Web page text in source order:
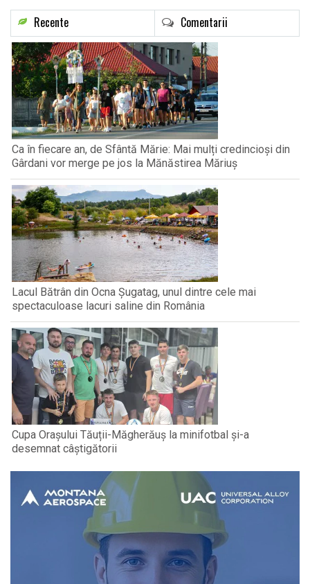
Recente Comentarii
Ca în fiecare an, de Sfântă Mărie: Mai mulți credincioși din
Gârdani vor merge pe jos la Mănăstirea Măriuș
Lacul Bătrân din Ocna Șugatag, unul dintre cele mai
spectaculoase lacuri saline din România
Cupa Orașului Tăuții-Măgherăuș la minifotbal și-a
desemnat câștigătorii